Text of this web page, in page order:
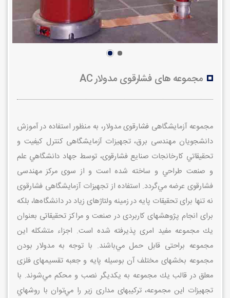
مجموعه های فشارقوی مدولار AC
مجموعه آزمايشگاهی فشارقوی مدولار، به منظور استفاده در آموزش
دانشجويان مهندسی برق، تجهيزات آزمايشگاهی كنترل كيفيت و
تحقيقاتي كارخانجات صنايع فشارقوی، توسط جهاد دانشگاهي علم
و صنعت طراحي و ساخته شده است و از سوی مركز مهندسی
فشارقوی عرضه مي‌گردد. استفاده از تجهيزات آزمايشگاهی فشارقوی
نه تنها برای تحقيقات پايه در زمينه ولتاژهای زياد در دانشگاه‌ها، بلكه
برای انجام پژوهشهای كاربردی در صنعت و مراكز تحقيقاتی بعنوان
يك مجموعه مفيد امری پذيرفته شده است. اجزاء متشكله اين
مجموعه براحتی قابل حمل مي‌باشند. با توجه به مدولار بودن
مجموعه بخشهای مختلف آن بوسيله پايه و جعبه تقسيمهای فلزی
معلق در قالب يك مجموعه به يكديگر نصب و محكم مي‌شوند. با
تجهيزات اين مجموعه، تركيبهای مداری زير را مي‌توان با روشهاي